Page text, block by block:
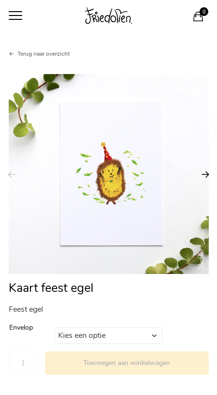
0
Terug naar overzicht
Kaart feest egel
Feest egel
Envelop
Kaart
feest
Toevoegen aan winkelwagen